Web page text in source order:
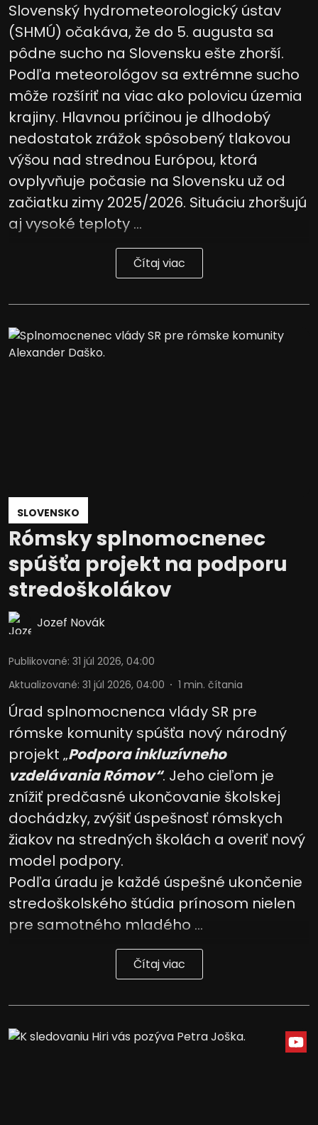
Slovenský hydrometeorologický ústav
(SHMÚ) očakáva, že do 5. augusta sa
pôdne sucho na Slovensku ešte zhorší.
Podľa meteorológov sa extrémne sucho
môže rozšíriť na viac ako polovicu územia
krajiny. Hlavnou príčinou je dlhodobý
nedostatok zrážok spôsobený tlakovou
výšou nad strednou Európou, ktorá
ovplyvňuje počasie na Slovensku už od
začiatku zimy 2025/2026. Situáciu zhoršujú
aj vysoké teploty ...
Čítaj viac
SLOVENSKO
Rómsky splnomocnenec
spúšťa projekt na podporu
stredoškolákov
Jozef Novák
Publikované: 31 júl 2026, 04:00
Aktualizované: 31 júl 2026, 04:00 1 min. čítania
Úrad splnomocnenca vlády SR pre
rómske komunity spúšťa nový národný
projekt „Podpora inkluzívneho
vzdelávania Rómov“. Jeho cieľom je
znížiť predčasné ukončovanie školskej
dochádzky, zvýšiť úspešnosť rómskych
žiakov na stredných školách a overiť nový
model podpory.
Podľa úradu je každé úspešné ukončenie
stredoškolského štúdia prínosom nielen
pre samotného mladého ...
Čítaj viac